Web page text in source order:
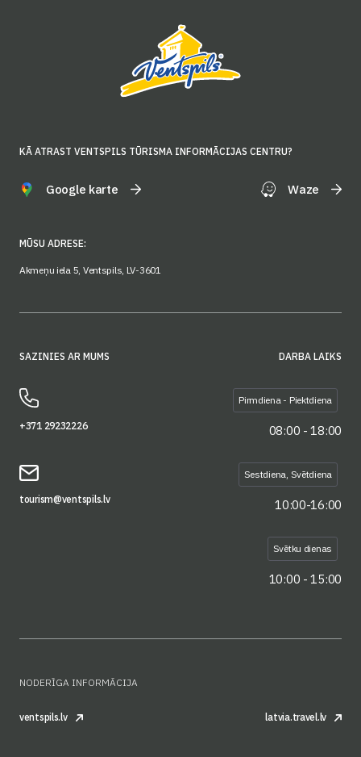
KĀ ATRAST VENTSPILS TŪRISMA INFORMĀCIJAS CENTRU?
Google karte Waze
MŪSU ADRESE:
Akmeņu iela 5, Ventspils, LV-3601
SAZINIES AR MUMS
+371 29232226
tourism@ventspils.lv
DARBA LAIKS
Pirmdiena - Piektdiena
08:00 - 18:00
Sestdiena, Svētdiena
10:00-16:00
Svētku dienas
10:00 - 15:00
NODERĪGA INFORMĀCIJA
ventspils.lv latvia.travel.lv